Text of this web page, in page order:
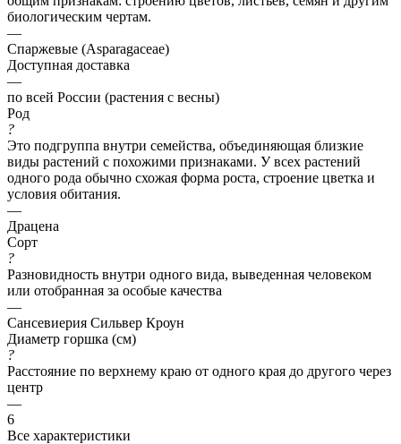
биологическим чертам.
—
Спаржевые (Asparagaceae)
Доступная доставка
—
по всей России (растения с весны)
Род
?
Это подгруппа внутри семейства, объединяющая близкие
виды растений с похожими признаками. У всех растений
одного рода обычно схожая форма роста, строение цветка и
условия обитания.
—
Драцена
Сорт
?
Разновидность внутри одного вида, выведенная человеком
или отобранная за особые качества
—
Сансевиерия Сильвер Кроун
Диаметр горшка (см)
?
Расстояние по верхнему краю от одного края до другого через
центр
—
6
Все характеристики